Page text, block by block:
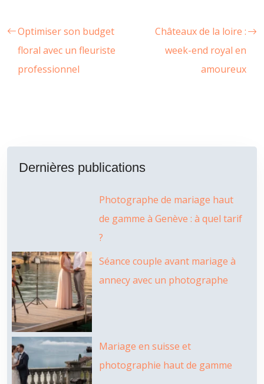
Optimiser son budget
floral avec un fleuriste
professionnel
Châteaux de la loire :
week-end royal en
amoureux
Dernières publications
Photographe de mariage haut
de gamme à Genève : à quel tarif
?
Séance couple avant mariage à
annecy avec un photographe
Mariage en suisse et
photographie haut de gamme